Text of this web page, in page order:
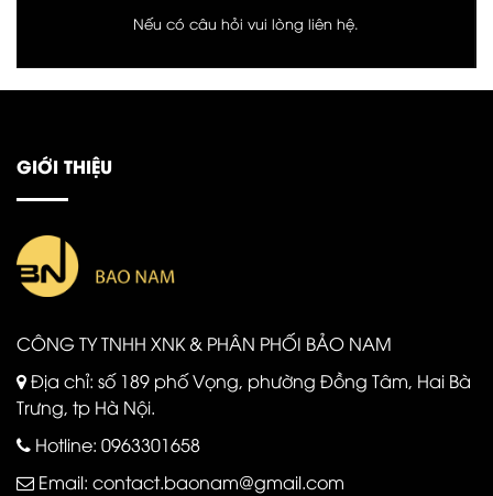
Nếu có câu hỏi vui lòng liên hệ.
GIỚI THIỆU
CÔNG TY TNHH XNK & PHÂN PHỐI BẢO NAM
Địa chỉ: số 189 phố Vọng, phường Đồng Tâm, Hai Bà
Trưng, tp Hà Nội.
Hotline: 0963301658
Email: contact.baonam@gmail.com